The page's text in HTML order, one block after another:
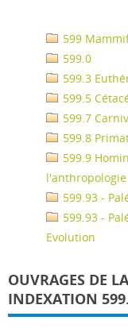
599
599.0
599.3
599.5
599.7
599.8
599.9
599.93 -
599.93 -
Evolution
OUVRAGES DE
INDEXATION